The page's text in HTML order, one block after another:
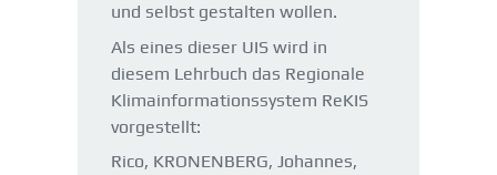
und selbst gestalten wollen.
Als eines dieser UIS wird in
diesem Lehrbuch das Regionale
Klimainformationssystem ReKIS
vorgestellt:
Rico, KRONENBERG, Johannes,